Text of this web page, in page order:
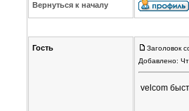
Вернуться к началу
Гость
Заголовок
Добавлено:
velcom